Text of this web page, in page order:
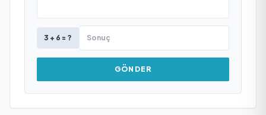
3 + 6 = ?
GÖNDER